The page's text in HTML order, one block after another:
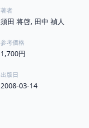
著者
須田 将啓, 田中 禎人
参考価格
1,700円
出版日
2008-03-14